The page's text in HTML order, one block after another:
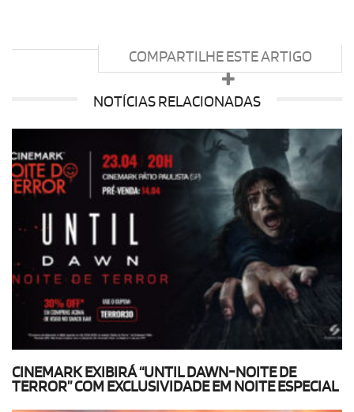
COMPARTILHE ESTE ARTIGO
NOTÍCIAS RELACIONADAS
CINEMARK EXIBIRÁ “UNTIL DAWN-NOITE DE
TERROR” COM EXCLUSIVIDADE EM NOITE ESPECIAL